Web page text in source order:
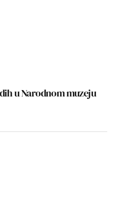
u Narodnom muzeju